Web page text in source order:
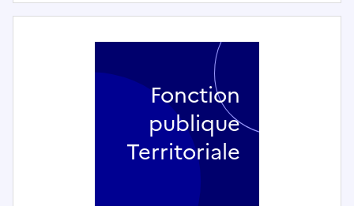
Fonction
publique
Territoriale